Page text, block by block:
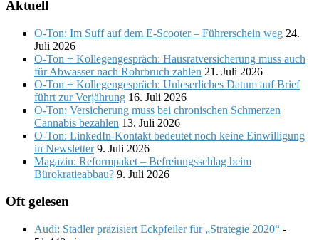
Aktuell
O-Ton: Im Suff auf dem E-Scooter – Führerschein weg 24.
Juli 2026
O-Ton + Kollegengespräch: Hausratversicherung muss auch
für Abwasser nach Rohrbruch zahlen 21. Juli 2026
O-Ton + Kollegengespräch: Unleserliches Datum auf Brief
führt zur Verjährung 16. Juli 2026
O-Ton: Versicherung muss bei chronischen Schmerzen
Cannabis bezahlen 13. Juli 2026
O-Ton: LinkedIn-Kontakt bedeutet noch keine Einwilligung
in Newsletter 9. Juli 2026
Magazin: Reformpaket – Befreiungsschlag beim
Bürokratieabbau? 9. Juli 2026
Oft gelesen
Audi: Stadler präzisiert Eckpfeiler für „Strategie 2020“ -